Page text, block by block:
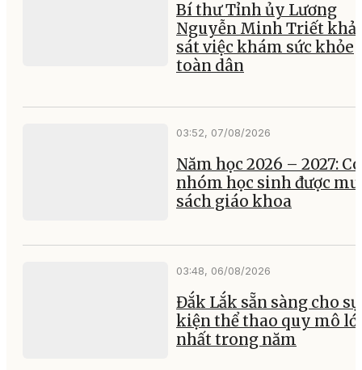
Bí thư Tỉnh ủy Lương
Nguyễn Minh Triết
sát việc khám sức khỏe
toàn dân
03:52, 07/08/2026
Năm học 2026 – 2027:
nhóm học sinh được
sách giáo khoa
03:48, 06/08/2026
Đắk Lắk sẵn sàng cho sự
kiện thể thao quy mô
nhất trong năm